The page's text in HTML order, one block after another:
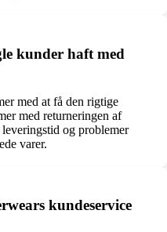
kunder haft med
med at få den rigtige
med returneringen af
og problemer
varer.
kundeservice